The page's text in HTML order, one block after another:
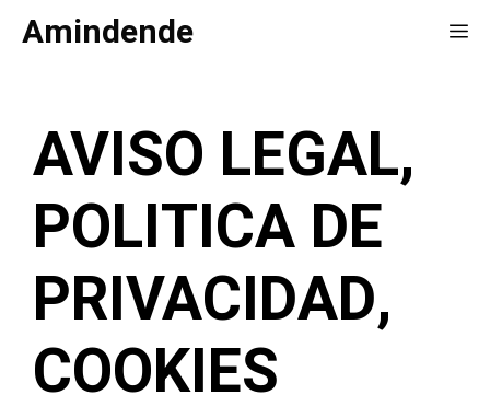
SaltarAmindende
AVISO LEGAL,
POLITICA DE
PRIVACIDAD,
COOKIES